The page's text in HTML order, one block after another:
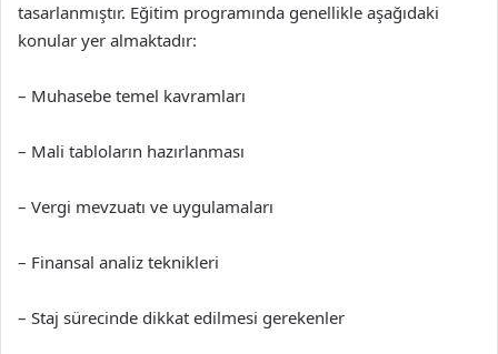
tasarlanmıştır. Eğitim programında genellikle aşağıdaki
konular yer almaktadır:
– Muhasebe temel kavramları
– Mali tabloların hazırlanması
– Vergi mevzuatı ve uygulamaları
– Finansal analiz teknikleri
– Staj sürecinde dikkat edilmesi gerekenler